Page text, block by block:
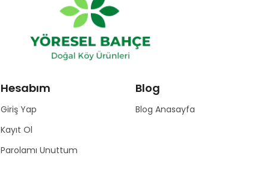
Hesabım
Giriş Yap
Kayıt Ol
Parolamı Unuttum
Blog
Blog Anasayfa